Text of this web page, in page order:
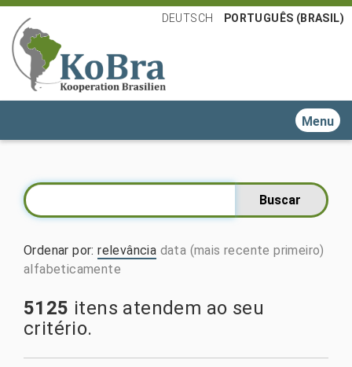
DEUTSCH PORTUGUÊS (BRASIL)
Toggle
Ordenar por:relevância data (mais recente primeiro)
alfabeticamente
5125 itens atendem ao seu
critério.